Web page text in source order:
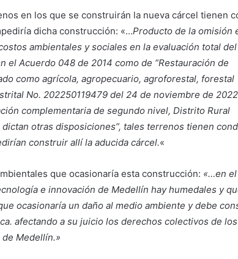
en los que se construirán la nueva cárcel tienen
dicha construcción: «…Producto de la omisión
ambientales y sociales en la evaluación total del
Acuerdo 048 de 2014 como de “Restauración de
como agrícola, agropecuario, agroforestal, forestal
No. 202250119479 del 24 de noviembre de
complementaria de segundo nivel, Distrito Rural
otras disposiciones”, tales terrenos tienen
construir allí la aducida cárcel.«
que ocasionaría esta construcción: «…en
e innovación de Medellín hay humedales y
ocasionaría un daño al medio ambiente y debe
afectando a su juicio los derechos colectivos de los
Medellín.»